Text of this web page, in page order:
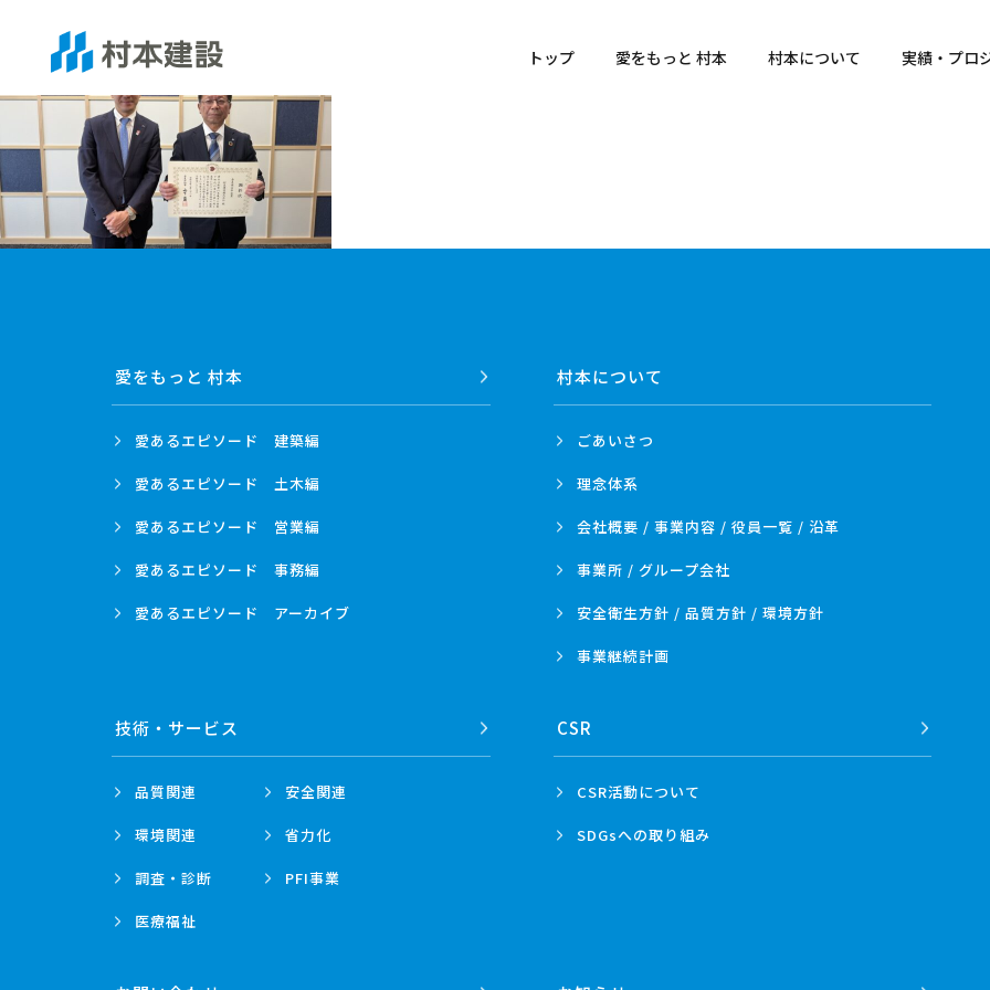
トップ 愛をもっと 村本 村本について 実績・プロ
愛をもっと 村本
愛あるエピソード 建築編
愛あるエピソード 土木編
愛あるエピソード 営業編
愛あるエピソード 事務編
愛あるエピソード アーカイブ
村本について
ごあいさつ
理念体系
会社概要 / 事業内容 / 役員一覧 / 沿革
事業所 / グループ会社
安全衛生方針 / 品質方針 / 環境方針
事業継続計画
技術・ サービス
品質関連 安全関連
環境関連 省力化
調査・診断 PFI事業
医療福祉
CSR
CSR活動について
SDGsへの取り組み